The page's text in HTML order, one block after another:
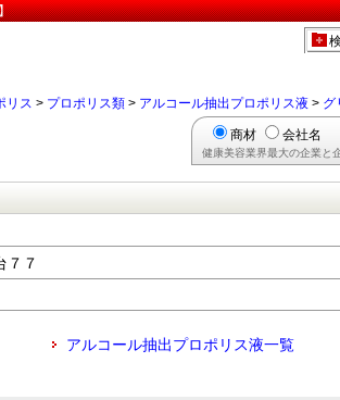
リス > プロポリス類 > アルコール抽出プロポリス液 > グ
商材 会社名
健康美容業界最大の企業と
７７
アルコール抽出プロポリス液一覧